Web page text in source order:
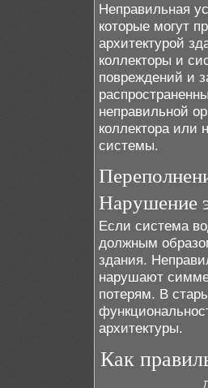
Неправильная
которые могут
архитектурой
коллекторы и
повреждений и
неправильной
коллектора или
системы.
Нарушение
Если система
должным
здания.
нарушают
потерям. В
архитектуры.
Как